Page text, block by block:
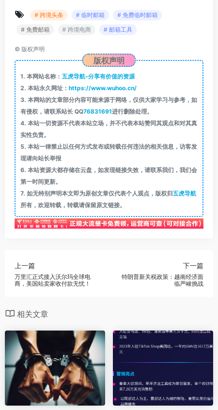
# 跨境头条 # 临时邮箱
# 免费临时邮箱
# 免费邮箱
# 跨境电商 # 邮箱工具
© 版权声明
版权声明
1. 本网站名称： 五虎导航-分享有价值的资源
2. 本站永久网址： https://www.wuhoo.cn/
3. 本网站的文章部分内容可能来源于网络，仅供大家学习与参考，如
有侵权，请联系站长 QQ76831691进行删除处理。
4. 本站一切资源不代表本站立场，并不代表本站赞同其观点和对其真
实性负责。
5. 本站一律禁止以任何方式发布或转载任何违法的相关信息，访客发
现请向站长举报
6. 本站资源大都存储在云盘，如发现链接失效，请联系我们，我们会
第一时间更新。
7. 如无特别声明本文即为原创文章仅代表个人观点，版权归五虎导航
所有，欢迎转载，转载请保留原文链接。
上一篇
万里汇正式接入沃尔玛全球电
商，美国站卖家收付款无忧！
下一篇
特朗普新关税政策：越南经济面
临严峻挑战
相关文章